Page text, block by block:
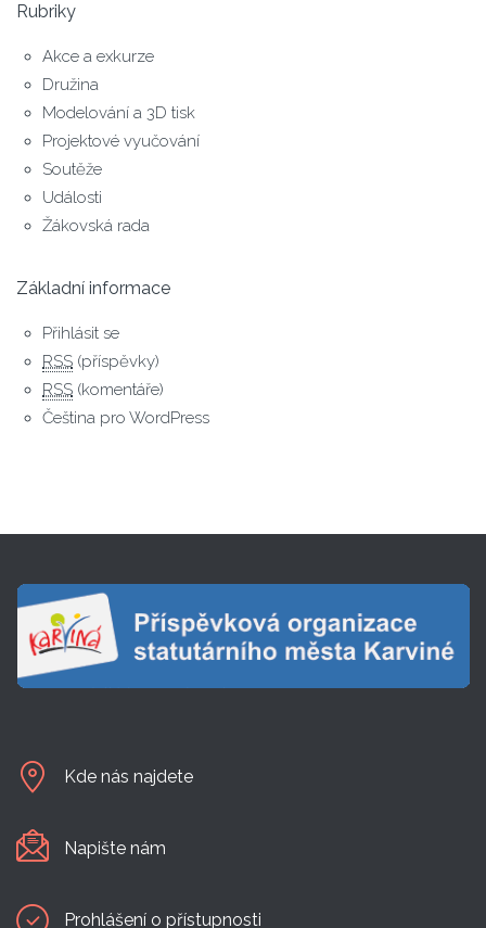
Rubriky
Akce a exkurze
Družina
Modelování a 3D tisk
Projektové vyučování
Soutěže
Události
Žákovská rada
Základní informace
Přihlásit se
RSS (příspěvky)
RSS (komentáře)
Čeština pro WordPress
Kde nás najdete
Napište nám
Prohlášení o přístupnosti